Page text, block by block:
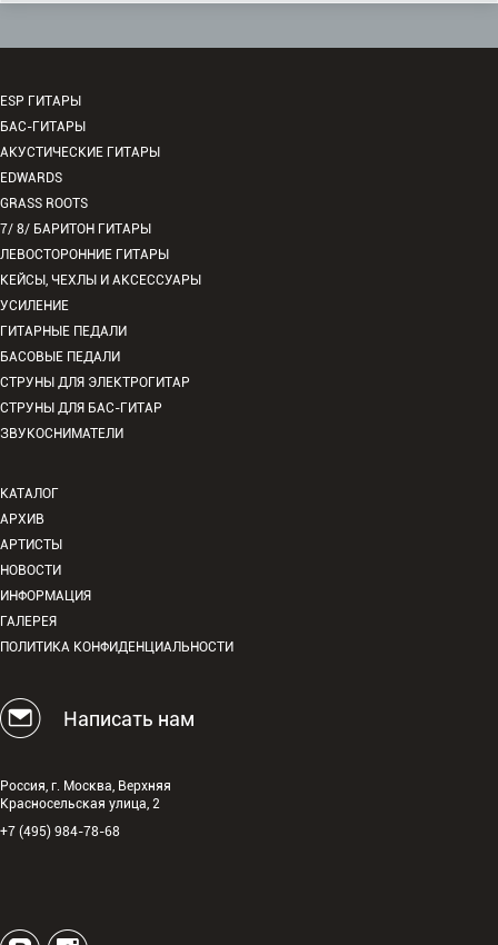
ESP ГИТАРЫ
БАС-ГИТАРЫ
АКУСТИЧЕСКИЕ ГИТАРЫ
EDWARDS
GRASS ROOTS
7/ 8/ БАРИТОН ГИТАРЫ
ЛЕВОСТОРОННИЕ ГИТАРЫ
КЕЙСЫ, ЧЕХЛЫ И АКСЕССУАРЫ
УСИЛЕНИЕ
ГИТАРНЫЕ ПЕДАЛИ
БАСОВЫЕ ПЕДАЛИ
СТРУНЫ ДЛЯ ЭЛЕКТРОГИТАР
СТРУНЫ ДЛЯ БАС-ГИТАР
ЗВУКОСНИМАТЕЛИ
КАТАЛОГ
АРХИВ
АРТИСТЫ
НОВОСТИ
ИНФОРМАЦИЯ
ГАЛЕРЕЯ
ПОЛИТИКА КОНФИДЕНЦИАЛЬНОСТИ
Написать нам
Россия, г. Москва, Верхняя
Красносельская улица, 2
+7 (495) 984-78-68